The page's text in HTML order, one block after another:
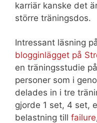
karriär kanske det
större träningsdos.
Intressant läsning
blogginlägget på
en träningsstudie
personer som i
delades in i tre
gjorde 1 set, 4 set,
belastning till failure